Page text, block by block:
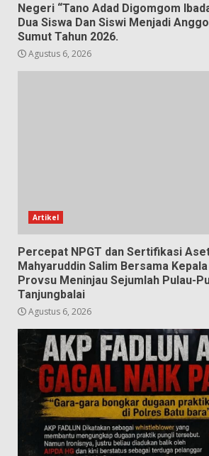
Negeri “Tano Adad Digomgom
Dua Siswa Dan Siswi Menjadi
Sumut Tahun 2026.
Agustus 6, 2026
Artikel
Percepat NPGT dan Sertifikasi
Mahyaruddin Salim Bersama
Provsu Meninjau Sejumlah Pulau-
Tanjungbalai
Agustus 6, 2026